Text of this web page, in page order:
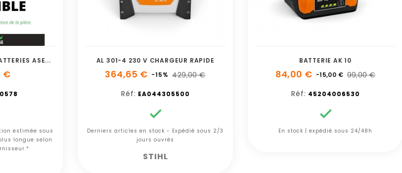
A
RMOIRE DE SECURITE BATTERIES ASECOS M
€
estimée sous
longue selon
AL 301-4 230 V CHARGEUR RAPIDE
364,65 € -15% 429,00 €
Réf: EA044305500

Derniers articles en stock - Expédié sous 2/3
jours ouvrés
STIHL
BATTERIE AK 10
84,00 € -15,00 € 99,00 €
Réf: 45204006530

En stock | expédié sous 24/48h